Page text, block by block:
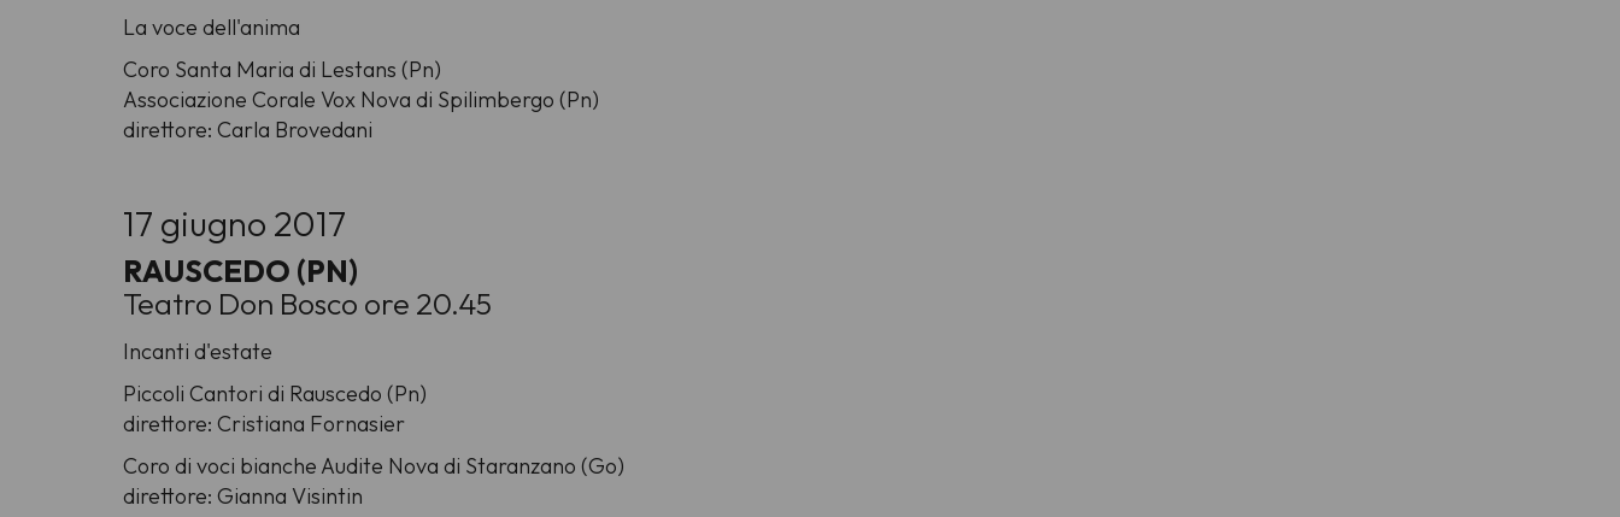
La voce dell'anima
Coro Santa Maria di Lestans (Pn)
Associazione Corale Vox Nova di Spilimbergo (Pn)
direttore: Carla Brovedani
17 giugno 2017
RAUSCEDO (PN)
Teatro Don Bosco ore 20.45
Incanti d'estate
Piccoli Cantori di Rauscedo (Pn)
direttore: Cristiana Fornasier
Coro di voci bianche Audite Nova di Staranzano (Go)
direttore: Gianna Visintin